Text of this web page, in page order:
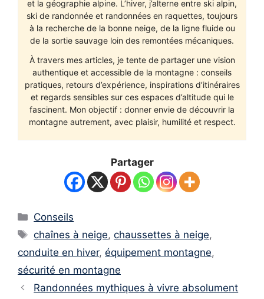
et la géographie alpine. L’hiver, j’alterne entre ski alpin,
ski de randonnée et randonnées en raquettes, toujours
à la recherche de la bonne neige, de la ligne fluide ou
de la sortie sauvage loin des remontées mécaniques.
À travers mes articles, je tente de partager une vision
authentique et accessible de la montagne : conseils
pratiques, retours d’expérience, inspirations d’itinéraires
et regards sensibles sur ces espaces d’altitude qui le
fascinent. Mon objectif : donner envie de découvrir la
montagne autrement, avec plaisir, humilité et respect.
Partager
Catégories
Conseils
Étiquettes
chaînes à neige,chaussettes à neige,
conduite en hiver, équipement montagne,
sécurité en montagne
Randonnées mythiques à vivre absolument